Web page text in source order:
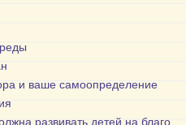
и ваше самоопределение
развивать детей на благо